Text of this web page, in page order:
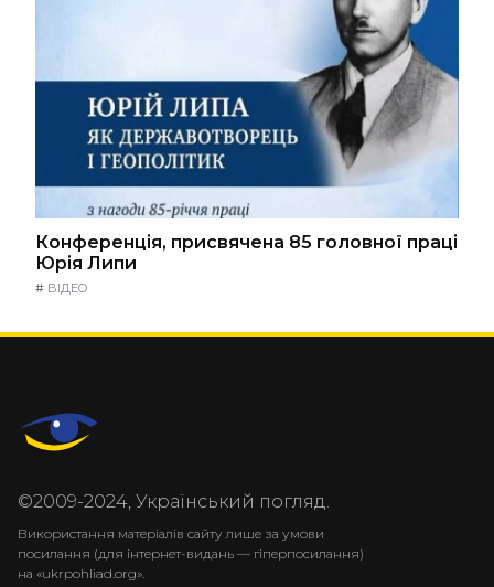
Конференція, присвячена 85 головної праці
Юрія Липи
# ВІДЕО
©2009-2024, Український погляд.
Використання матеріалів сайту лише за умови
посилання (для інтернет-видань — гіперпосилання)
на «ukrpohliad.org».